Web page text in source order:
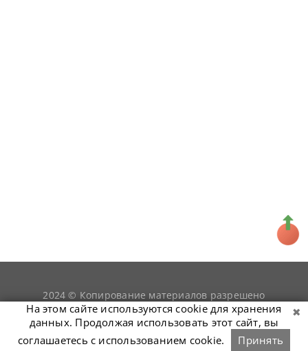
2024 © Копирование материалов разрешено
только при условии гиперссылки наsnookerist.ru
На этом сайте используются cookie для хранения
данных. Продолжая использовать этот сайт, вы
соглашаетесь с использованием cookie.
Принять